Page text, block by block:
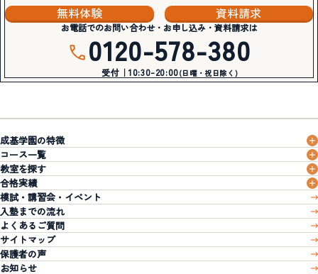
無料体験
資料請求
お電話でのお問い合わせ・お申し込み・資料請求は
0120-578-380
受付｜10:30-20:00(日曜・祝日除く)
成基学園の特徴
コース一覧
教室を探す
合格実績
模試・講習会・イベント
入塾までの流れ
よくあるご質問
サイトマップ
保護者の声
お知らせ